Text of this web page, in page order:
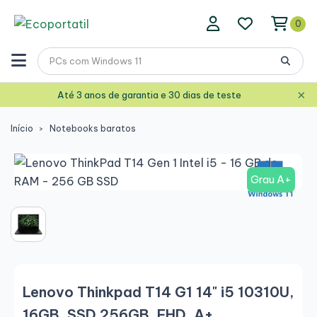
0
Até 3 anos de garantia e 30 dias de teste ×
Início Notebooks baratos
Grau A+
Lenovo Thinkpad T14 G1 14" i5 10310U,